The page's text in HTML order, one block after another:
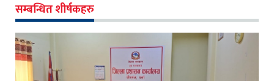
सम्बन्धित शीर्षकहरु